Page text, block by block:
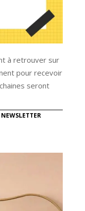
à retrouver sur
pour recevoir
seront